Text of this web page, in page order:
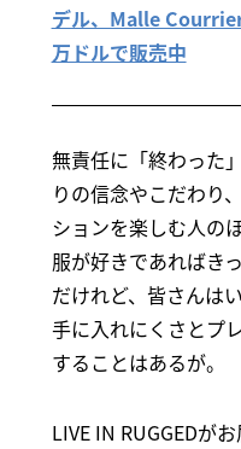
デル、Malle
万ドルで販売中
無責任に「終わった
りの信念やこだわり
ションを楽しむ人の
服が好きであればき
だけれど、皆さんは
手に入れにくさとプ
することはあるが。
LIVE IN RUGGEDが